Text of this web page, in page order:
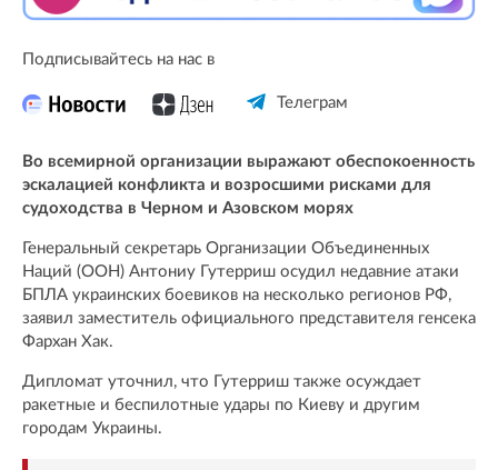
Подписывайтесь на нас в
Телеграм
Во всемирной организации выражают обеспокоенность
эскалацией конфликта и возросшими рисками для
судоходства в Черном и Азовском морях
Генеральный секретарь Организации Объединенных
Наций (ООН) Антониу Гутерриш осудил недавние атаки
БПЛА украинских боевиков на несколько регионов РФ,
заявил заместитель официального представителя генсека
Фархан Хак.
Дипломат уточнил, что Гутерриш также осуждает
ракетные и беспилотные удары по Киеву и другим
городам Украины.